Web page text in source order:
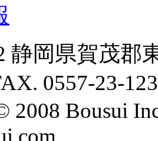
静岡県賀茂郡
0557-23-
2008 Bousui